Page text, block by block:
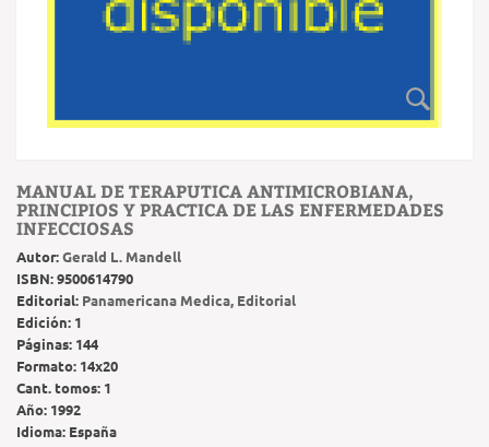
MANUAL DE TERAPUTICA ANTIMICROBIANA,
PRINCIPIOS Y PRACTICA DE LAS ENFERMEDADES
INFECCIOSAS
Autor:Gerald L. Mandell
ISBN:9500614790
Editorial: Panamericana Medica, Editorial
Edición: 1
Páginas: 144
Formato: 14x20
Cant. tomos: 1
Año: 1992
Idioma: España